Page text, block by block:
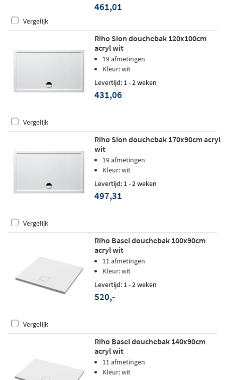
461,01
Vergelijk
Riho Sion douchebak 120x100cm
acryl wit
19 afmetingen
Kleur: wit
Levertijd: 1 - 2 weken
431,06
Vergelijk
Riho Sion douchebak 170x90cm acryl
wit
19 afmetingen
Kleur: wit
Levertijd: 1 - 2 weken
497,31
Vergelijk
Riho Basel douchebak 100x90cm
acryl wit
11 afmetingen
Kleur: wit
Levertijd: 1 - 2 weken
520,-
Vergelijk
Riho Basel douchebak 140x90cm
acryl wit
11 afmetingen
Kleur: wit